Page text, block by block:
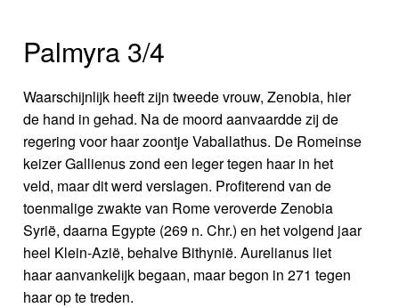
Palmyra 3/4
Waarschijnlijk heeft zijn tweede vrouw, Zenobia, hier
de hand in gehad. Na de moord aanvaardde zij de
regering voor haar zoontje Vaballathus. De Romeinse
keizer Gallienus zond een leger tegen haar in het
veld, maar dit werd verslagen. Profiterend van de
toenmalige zwakte van Rome veroverde Zenobia
Syrië, daarna Egypte (269 n. Chr.) en het volgend jaar
heel Klein-Azië, behalve Bithynië. Aurelianus liet
haar aanvankelijk begaan, maar begon in 271 tegen
haar op te treden.